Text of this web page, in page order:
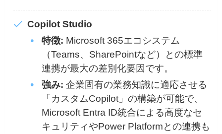
Copilot Studio
特徴: Microsoft 365エコシステム
（Teams、SharePointなど）との標準
連携が最大の差別化要因です。
強み: 企業固有の業務知識に適応させる
「カスタムCopilot」の構築が可能で、
Microsoft Entra ID統合による高度なセ
キュリティやPower Platformとの連携も